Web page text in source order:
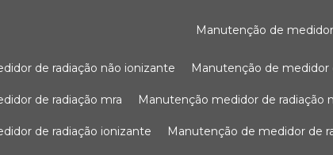
manutenção de
de radiação não ionizante manutenção de
de radiação mra manutenção medidor de radiação
de radiação ionizante manutenção de medidor de